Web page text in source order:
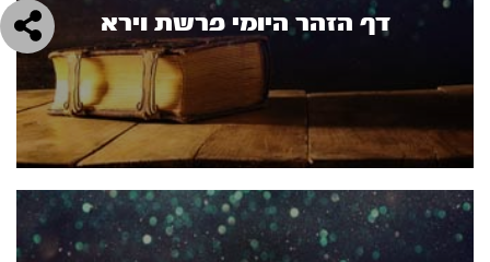
דף הזהר היומי פרשת וירא